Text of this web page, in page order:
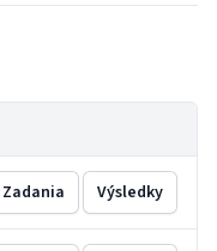
Zadania Výsledky